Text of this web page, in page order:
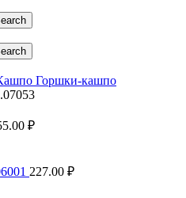
Горшки-кашпо
₽
227.00 ₽